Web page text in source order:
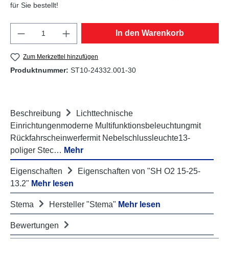
für Sie bestellt!
Produkt Anzahl: Gib den gewünschten
In den Warenkorb
Zum Merkzettel hinzufügen
Produktnummer: ST10-24332.001-30
Beschreibung
Lichttechnische
Einrichtungenmoderne Multifunktionsbeleuchtungmit
Rückfahrscheinwerfermit Nebelschlussleuchte13-
poliger Stec… Mehr
Eigenschaften
Eigenschaften von "SH O2 15-25-
13.2" Mehr lesen
Stema Hersteller "Stema" Mehr lesen
Bewertungen